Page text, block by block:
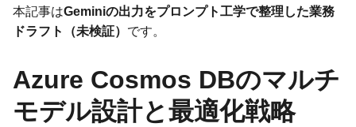
本記事はGeminiの出力をプロンプト工学で整理した業務
ドラフト（未検証） です。
Azure Cosmos DBのマルチ
モデル設計と最適化戦略